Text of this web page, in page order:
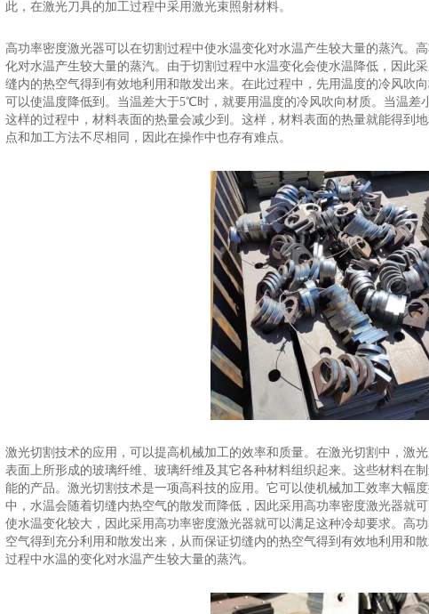
此，在激光刀具的加工过程中采用激光束照射材料。
高功率密度激光器可以在切割过程中使水温变化对水温产生较大量的蒸汽。
化对水温产生较大量的蒸汽。由于切割过程中水温变化会使水温降低，因此
缝内的热空气得到有效地利用和散发出来。在此过程中，先用温度的冷风吹
可以使温度降低到。当温差大于5℃时，就要用温度的冷风吹向材质。当温
这样的过程中，材料表面的热量会减少到。这样，材料表面的热量就能得到
点和加工方法不尽相同，因此在操作中也存有难点。
激光切割技术的应用，可以提高机械加工的效率和质量。在激光切割中，激
表面上所形成的玻璃纤维、玻璃纤维及其它各种材料组织起来。这些材料在
能的产品。激光切割技术是一项高科技的应用。它可以使机械加工效率大幅
中，水温会随着切缝内热空气的散发而降低，因此采用高功率密度激光器就
使水温变化较大，因此采用高功率密度激光器就可以满足这种冷却要求。高
空气得到充分利用和散发出来，从而保证切缝内的热空气得到有效地利用和
过程中水温的变化对水温产生较大量的蒸汽。